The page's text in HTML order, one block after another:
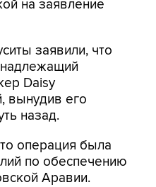
заявили, что
Daisy
вынудив его
назад.
операция была
Аравии.
торговых